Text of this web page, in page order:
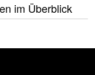
im Überblick